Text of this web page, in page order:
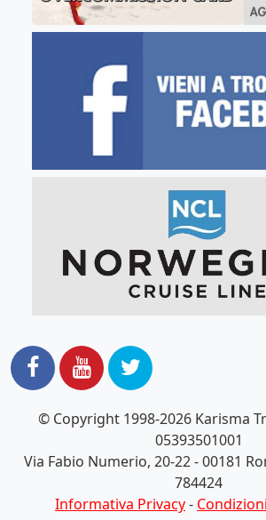
© Copyright 1998-2026 Karisma
05393501001
Via Fabio Numerio, 20-22 - 00181
784424
Informativa Privacy-